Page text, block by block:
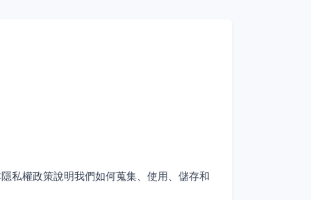
私權政策說明我們如何蒐集、使用、儲存和